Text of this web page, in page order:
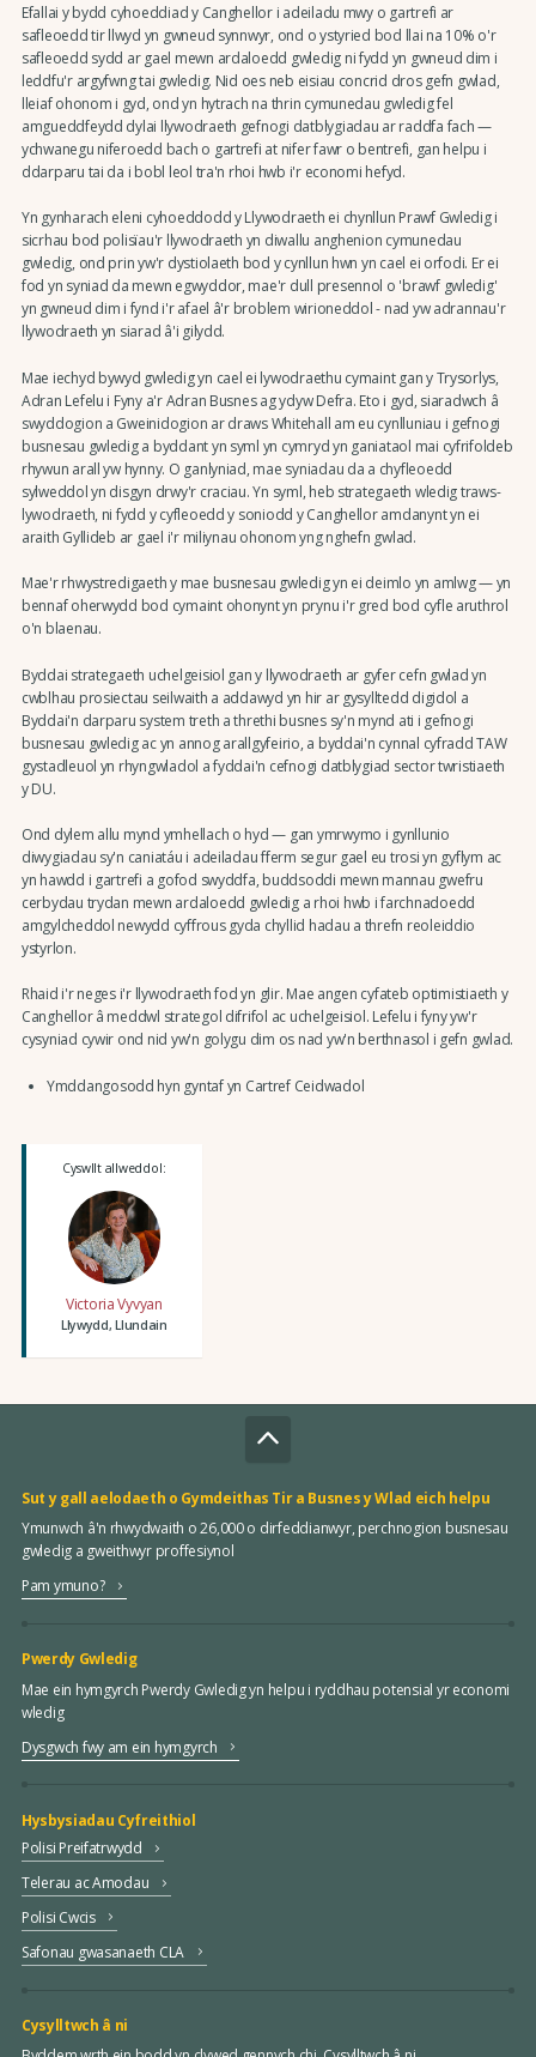
Efallai y bydd cyhoeddiad y Canghellor i adeiladu mwy o gartrefi ar
safleoedd tir llwyd yn gwneud synnwyr, ond o ystyried bod llai na 10% o'r
safleoedd sydd ar gael mewn ardaloedd gwledig ni fydd yn gwneud dim i
leddfu'r argyfwng tai gwledig. Nid oes neb eisiau concrid dros gefn gwlad,
lleiaf ohonom i gyd, ond yn hytrach na thrin cymunedau gwledig fel
amgueddfeydd dylai llywodraeth gefnogi datblygiadau ar raddfa fach —
ychwanegu niferoedd bach o gartrefi at nifer fawr o bentrefi, gan helpu i
ddarparu tai da i bobl leol tra'n rhoi hwb i'r economi hefyd.
Yn gynharach eleni cyhoeddodd y Llywodraeth ei chynllun Prawf Gwledig i
sicrhau bod polisïau'r llywodraeth yn diwallu anghenion cymunedau
gwledig, ond prin yw'r dystiolaeth bod y cynllun hwn yn cael ei orfodi. Er ei
fod yn syniad da mewn egwyddor, mae'r dull presennol o 'brawf gwledig'
yn gwneud dim i fynd i'r afael â'r broblem wirioneddol - nad yw adrannau'r
llywodraeth yn siarad â'i gilydd.
Mae iechyd bywyd gwledig yn cael ei lywodraethu cymaint gan y Trysorlys,
Adran Lefelu i Fyny a'r Adran Busnes ag ydyw Defra. Eto i gyd, siaradwch â
swyddogion a Gweinidogion ar draws Whitehall am eu cynlluniau i gefnogi
busnesau gwledig a byddant yn syml yn cymryd yn ganiataol mai cyfrifoldeb
rhywun arall yw hynny. O ganlyniad, mae syniadau da a chyfleoedd
sylweddol yn disgyn drwy'r craciau. Yn syml, heb strategaeth wledig traws-
lywodraeth, ni fydd y cyfleoedd y soniodd y Canghellor amdanynt yn ei
araith Gyllideb ar gael i'r miliynau ohonom yng nghefn gwlad.
Mae'r rhwystredigaeth y mae busnesau gwledig yn ei deimlo yn amlwg — yn
bennaf oherwydd bod cymaint ohonynt yn prynu i'r gred bod cyfle aruthrol
o'n blaenau.
Byddai strategaeth uchelgeisiol gan y llywodraeth ar gyfer cefn gwlad yn
cwblhau prosiectau seilwaith a addawyd yn hir ar gysylltedd digidol a
Byddai'n darparu system treth a threthi busnes sy'n mynd ati i gefnogi
busnesau gwledig ac yn annog arallgyfeirio, a byddai'n cynnal cyfradd TAW
gystadleuol yn rhyngwladol a fyddai'n cefnogi datblygiad sector twristiaeth
y DU.
Ond dylem allu mynd ymhellach o hyd — gan ymrwymo i gynllunio
diwygiadau sy'n caniatáu i adeiladau fferm segur gael eu trosi yn gyflym ac
yn hawdd i gartrefi a gofod swyddfa, buddsoddi mewn mannau gwefru
cerbydau trydan mewn ardaloedd gwledig a rhoi hwb i farchnadoedd
amgylcheddol newydd cyffrous gyda chyllid hadau a threfn reoleiddio
ystyrlon.
Rhaid i'r neges i'r llywodraeth fod yn glir. Mae angen cyfateb optimistiaeth y
Canghellor â meddwl strategol difrifol ac uchelgeisiol. Lefelu i fyny yw'r
cysyniad cywir ond nid yw'n golygu dim os nad yw'n berthnasol i gefn gwlad.
Ymddangosodd hyn gyntaf yn Cartref Ceidwadol
Cyswllt allweddol:
Victoria Vyvyan
Llywydd, Llundain
Sut y gall aelodaeth o Gymdeithas Tir a Busnes y Wlad eich helpu
Ymunwch â'n rhwydwaith o 26,000 o dirfeddianwyr, perchnogion busnesau
gwledig a gweithwyr proffesiynol
Pam ymuno?
Pwerdy Gwledig
Mae ein hymgyrch Pwerdy Gwledig yn helpu i ryddhau potensial yr economi
wledig
Dysgwch fwy am ein hymgyrch
Hysbysiadau Cyfreithiol
Polisi Preifatrwydd
Telerau ac Amodau
Polisi Cwcis
Safonau gwasanaeth CLA
Cysylltwch â ni